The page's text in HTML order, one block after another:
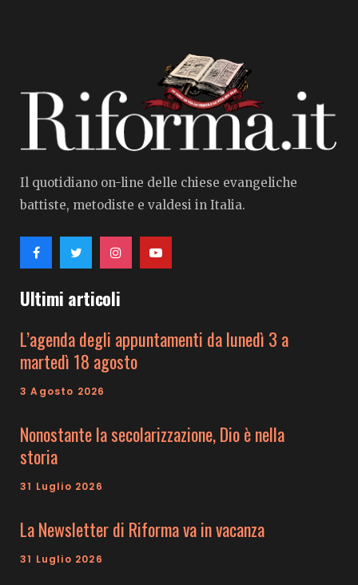
Il quotidiano on-line delle chiese evangeliche
battiste, metodiste e valdesi in Italia.
Ultimi articoli
L’agenda degli appuntamenti da lunedì 3 a
martedì 18 agosto
3 Agosto 2026
Nonostante la secolarizzazione, Dio è nella
storia
31 Luglio 2026
La Newsletter di Riforma va in vacanza
31 Luglio 2026